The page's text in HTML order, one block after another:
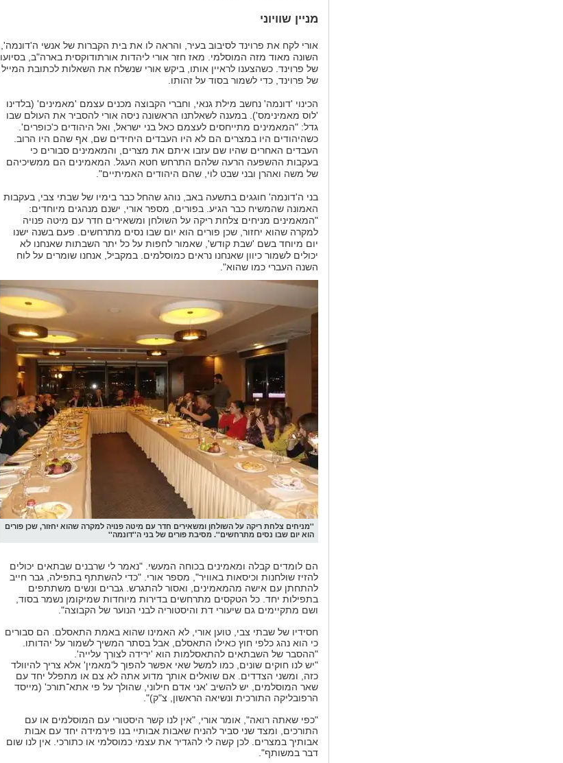
מניין שוויוני
אורי לקח את פרוינד לסיבוב בעיר, והראה לו את בית הקברות של אנשי ה'דונמה',
השונה מאוד מזה המוסלמי. מאז חזר אורי ליהדות אורתודוקסית בארה"ב, בסיועו
של פרוינד. כשהצענו לראיין אותו, ביקש אורי שנשלח את השאלות לכתובת המייל
של פרוינד, כדי לשמור בסוד על זהותו.
הכינוי 'דונמה' נחשב מילת גנאי, וחברי הקבוצה מכנים עצמם 'מאמינים' (בלדינו
'לוס מאמינימס'). במענה לשאלתנו הראשונה ניסה אורי להסביר את העולם שבו
גדל: "המאמינים מתייחסים לעצמם כאל בני ישראל, ואל היהודים כ'כופרים'.
כשהיהודים היו במצרים הם לא היו העבדים היחידים שם, אף שהם היו הרוב.
העבדים האחרים שהיו שם עזבו איתם את מצרים, והמאמינים סבורים כי
בעקבות ההשפעה הרעה שלהם התרחש חטא העגל. המאמינים הם ממשיכיהם
של משה ואהרן ובני שבט לוי, שהם היהודים האמיתיים".
בני ה'דונמה' חוגגים בתשעה באב, נוהג שהחל כבר בימיו של שבתי צבי, בעקבות
האמונה שהמשיח כבר הגיע. בפורים, מספר אורי, ישנם מנהגים מיוחדים:
"המאמינים מניחים צלחת ריקה על השולחן ומשאירים חדר עם מיטה פנויה
למקרה שהוא יחזור, שכן פורים הוא יום שבו נסים מתרחשים. פעם בשנה ישנו
יום מיוחד בשם 'שבת קודש', שאמור לחפות על כל יתר השבתות שאנחנו לא
יכולים לשמור כיוון שאנחנו נראים כמוסלמים. במקביל, אנחנו שומרים על לוח
השנה העברי כמו שהוא".
''מניחים צלחת ריקה על השולחן ומשאירים חדר עם מיטה פנויה למקרה שהוא יחזור, שכן פורים
הוא יום שבו נסים מתרחשים''. מסיבת פורים של בני ה''דונמה''
הם לומדים קבלה ומאמינים בכוחה המעשי. "נאמר לי שרבנים שבתאים יכולים
להזיז שולחנות וכיסאות באוויר", מספר אורי. "כדי להשתתף בתפילה, גבר חייב
להתחתן עם אישה מהמאמינים, ואסור להתגרש. גברים ונשים משתתפים
בתפילות יחד. כל הטקסים מתרחשים בדירות מיוחדות שמיקומן נשמר בסוד,
ושם מתקיימים גם שיעורי דת והיסטוריה לבני הנוער של הקבוצה".
חסידיו של שבתי צבי, טוען אורי, לא האמינו שהוא באמת התאסלם. הם סבורים
כי הוא נהג כלפי חוץ כאילו התאסלם, אבל בסתר המשיך לשמור על יהדותו.
"ההסבר של השבתאים להתאסלמות הוא 'ירידה לצורך עלייה'.
"יש לנו חוקים שונים, כמו למשל שאי אפשר להפוך ל'מאמין' אלא צריך להיוולד
כזה, ומשני הצדדים. אם שואלים אותך מדוע אתה לא צם או מתפלל יחד עם
שאר המוסלמים, יש להשיב 'אני אדם חילוני, שהולך על פי אתא־תורכ' (מייסד
הרפובליקה התורכית ונשיאה הראשון, צ"ק)".
"כפי שאתה רואה", אומר אורי, "אין לנו קשר היסטורי עם המוסלמים או עם
התורכים, ומצד שני סביר להניח שאבות אבותיי בנו פירמידה יחד עם אבות
אבותיך במצרים. לכן קשה לי להגדיר את עצמי כמוסלמי או כתורכי. אין לנו שום
דבר במשותף".